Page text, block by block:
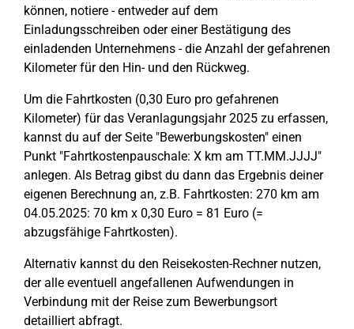
können, notiere - entweder auf dem
Einladungsschreiben oder einer Bestätigung des
einladenden Unternehmens - die Anzahl der gefahrenen
Kilometer für den Hin- und den Rückweg.
Um die Fahrtkosten (0,30 Euro pro gefahrenen
Kilometer) für das Veranlagungsjahr 2025 zu erfassen,
kannst du auf der Seite "Bewerbungskosten" einen
Punkt "Fahrtkostenpauschale: X km am TT.MM.JJJJ"
anlegen. Als Betrag gibst du dann das Ergebnis deiner
eigenen Berechnung an, z.B. Fahrtkosten: 270 km am
04.05.2025: 70 km x 0,30 Euro = 81 Euro (=
abzugsfähige Fahrtkosten).
Alternativ kannst du den Reisekosten-Rechner nutzen,
der alle eventuell angefallenen Aufwendungen in
Verbindung mit der Reise zum Bewerbungsort
detailliert abfragt.